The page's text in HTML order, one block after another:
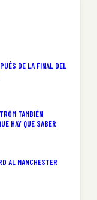
DE LA FINAL DEL
TAMBIÉN
HAY QUE SABER
AL MANCHESTER